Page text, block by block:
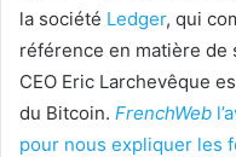
la société Ledger, qui
référence en matière de
CEO Eric Larchevêque
du Bitcoin. FrenchWeb
pour nous expliquer les